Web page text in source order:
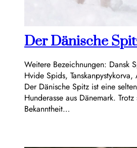
Der Dänische
Weitere Bezeichnungen: Dansk
Hvide Spids,
Der Dänische Spitz ist eine
Hunderasse aus Dänemark.
Bekanntheit…